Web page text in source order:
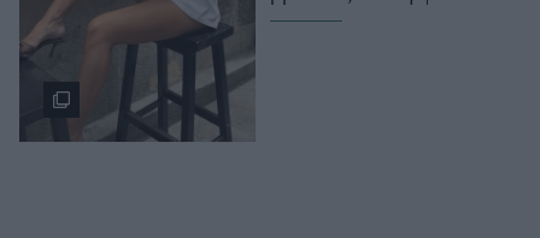
(ακόμα) πιο εντυπωσιακές